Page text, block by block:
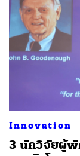
Innovation
3 นักวิจัยผู้พั